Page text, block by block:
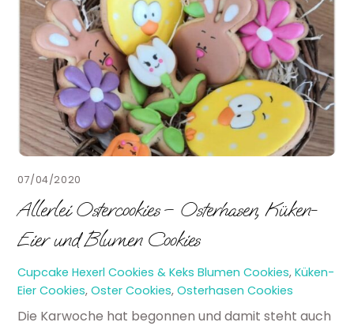
07/04/2020
Allerlei Ostercookies – Osterhasen, Küken-
Eier und Blumen Cookies
Cupcake Hexerl Cookies & Keks Blumen Cookies,Küken-
Eier Cookies,Oster Cookies,Osterhasen Cookies
Die Karwoche hat begonnen und damit steht auch